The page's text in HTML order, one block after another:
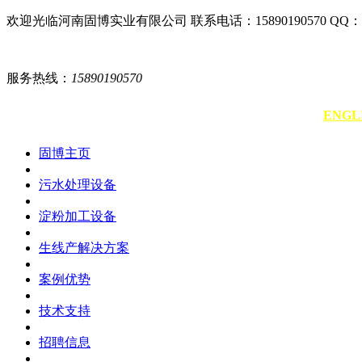
欢迎光临河南固博实业有限公司 联系电话：15890190570 QQ
服务热线： 15890190570
固博主页
污水处理设备
淀粉加工设备
生线产解决方案
案例优势
技术支持
招聘信息